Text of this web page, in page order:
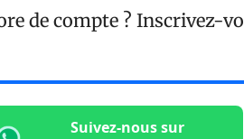
de compte ? Inscrivez-
Suivez-nous sur